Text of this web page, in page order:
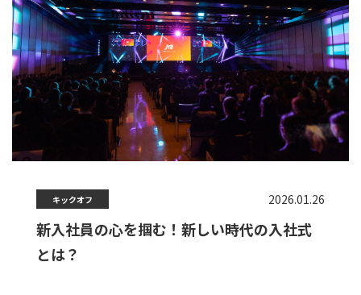
キックオフ 2026.01.26
新入社員の心を掴む！新しい時代の入社式
とは？